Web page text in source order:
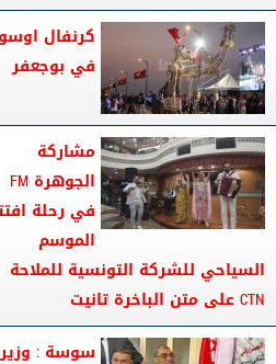
كرنفال اوسو
في بوجعفر
مشاركة
الجوهرة FM
في رحلة
الموسم
السياحي للشركة التونسية للملاحة
CTN على متن الباخرة تانيت
سوسة :